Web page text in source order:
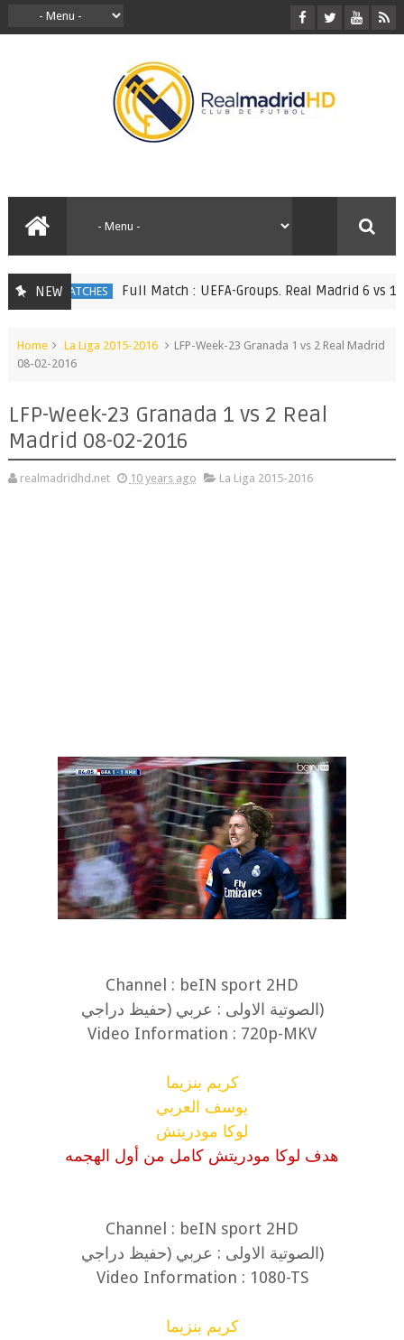
NEW
FULL MATCHES Full Match : UEFA-Groups. Real Madrid 6 vs 1
Home La Liga 2015-2016
LFP-Week-23 Granada 1 vs 2 Real Madrid
08-02-2016
LFP-Week-23 Granada 1 vs 2 Real
Madrid 08-02-2016
realmadridhd.net 10 years ago La Liga 2015-2016
Channel : beIN sport 2HD
(الصوتية الاولى : عربي (حفيظ دراجي
Video Information : 720p-MKV
كريم بنزيما
يوسف العربي
لوكا مودريتش
هدف لوكا مودريتش كامل من أول الهجمه
Channel : beIN sport 2HD
(الصوتية الاولى : عربي (حفيظ دراجي
Video Information : 1080-TS
كريم بنزيما